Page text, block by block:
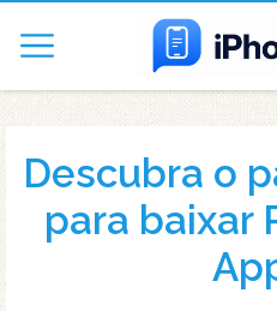
Descubra o
para baixar